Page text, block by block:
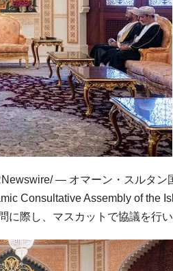
— オマーン・スルタン
Consultative Assembly of the
際し、マスカットで協議を行い